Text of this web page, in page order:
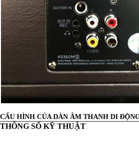
CẤU HÌNH CỦA DÀN ÂM THANH DI
THÔNG SỐ KỸ THUẬT